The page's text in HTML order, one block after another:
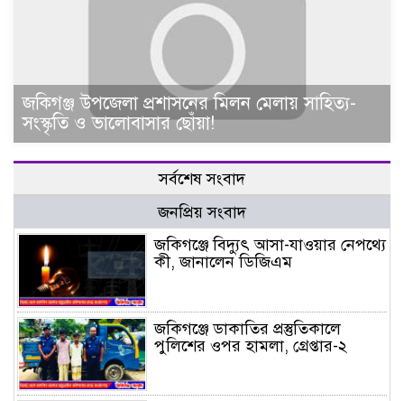
জকিগঞ্জ উপজেলা প্রশাসনের মিলন মেলায় সাহিত্য-
সংস্কৃতি ও ভালোবাসার ছোঁয়া!
সর্বশেষ সংবাদ
জনপ্রিয় সংবাদ
জকিগঞ্জে বিদ্যুৎ আসা-যাওয়ার নেপথ্যে
কী, জানালেন ডিজিএম
জকিগঞ্জে ডাকাতির প্রস্তুতিকালে
পুলিশের ওপর হামলা, গ্রেপ্তার-২